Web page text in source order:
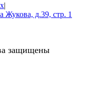
|
Жукова, д.39, стр. 1
защищены